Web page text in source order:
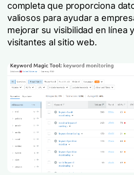
completa que proporciona
valiosos para ayudar a
mejorar su visibilidad en línea
visitantes al sitio web.